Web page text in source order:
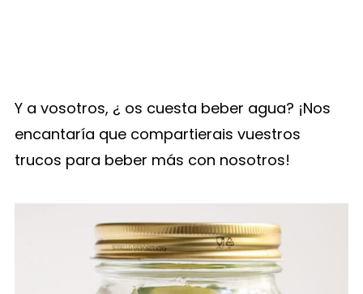
Y a vosotros, ¿ os cuesta beber agua? ¡Nos
encantaría que compartierais vuestros
trucos para beber más con nosotros!